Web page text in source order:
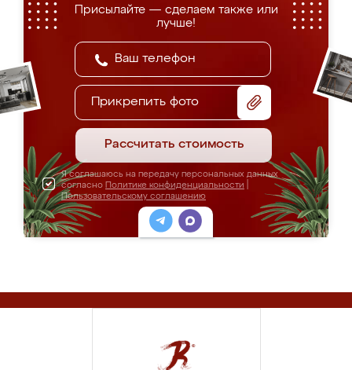
Присылайте — сделаем также или
лучше!
Прикрепить фото
Рассчитать стоимость
Я соглашаюсь на передачу персональных данных
согласно Политике конфиденциальности
Пользовательскому соглашению